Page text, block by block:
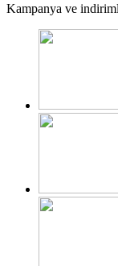
Kampanya ve